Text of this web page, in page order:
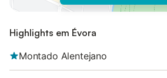
Highlights em Évora
Montado Alentejano